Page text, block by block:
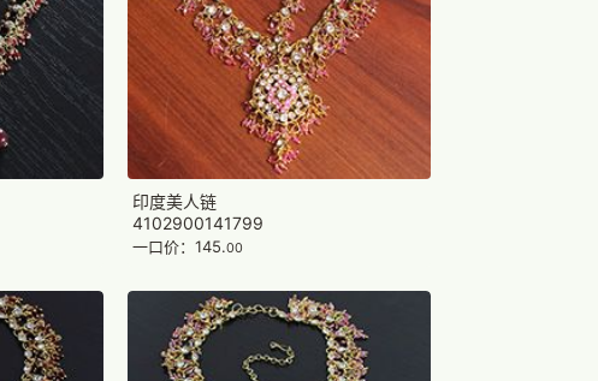
印度美人链
4102900141799
一口价：145.00